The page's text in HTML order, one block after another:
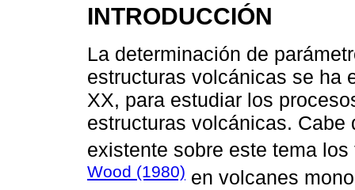
INTRODUCCIÓN
La determinación de
estructuras volcánicas se ha
XX, para estudiar los
estructuras volcánicas.
existente sobre este tema
Wood (1980) en volcanes